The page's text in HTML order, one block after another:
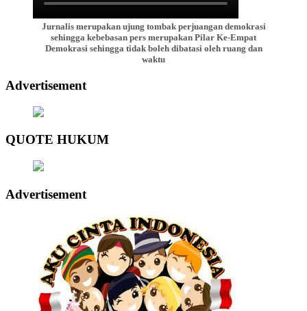
Jurnalis merupakan ujung tombak perjuangan demokrasi
sehingga kebebasan pers merupakan Pilar Ke-Empat
Demokrasi sehingga tidak boleh dibatasi oleh ruang dan
waktu
Advertisement
QUOTE HUKUM
Advertisement